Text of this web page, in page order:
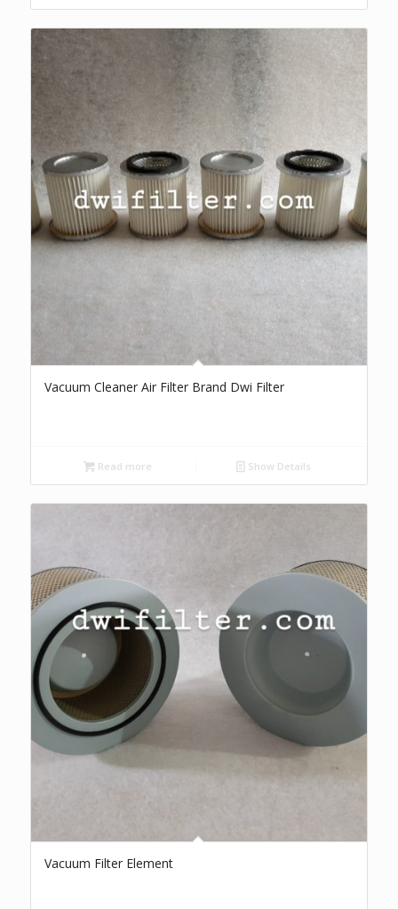
Vacuum Cleaner Air Filter Brand Dwi Filter
Read more Show Details
Vacuum Filter Element